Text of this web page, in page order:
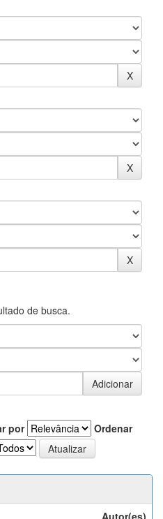
de busca.
por
Ordenar
Autor(es)